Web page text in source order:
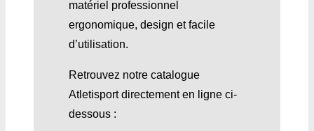
matériel professionnel
ergonomique, design et facile
d’utilisation.
Retrouvez notre catalogue
Atletisport directement en ligne ci-
dessous :